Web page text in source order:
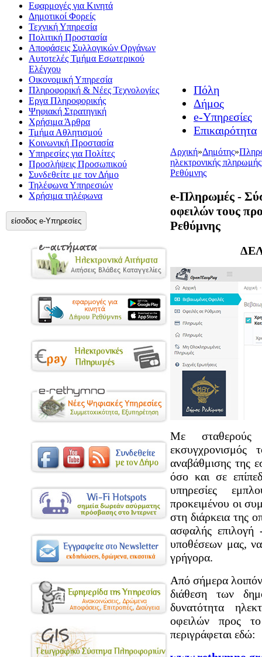
Εφαρμογές για Κινητά
Δημοτικοί Φορείς
Τεχνική Υπηρεσία
Πολιτική Προστασία
Αποφάσεις Συλλογικών Οργάνων
Αυτοτελές Τμήμα Εσωτερικού
Ελέγχου
Οικονομική Υπηρεσία
Πληροφορική & Νέες Τεχνολογίες
Εργα Πληροφορικής
Ψηφιακή Στρατηγική
Χρήσιμα Άρθρα
Τμήμα Αθλητισμού
Κοινωνική Προστασία
Υπηρεσίες για Πολίτες
Προσλήψεις Προσωπικού
Συνδεθείτε με τον Δήμο
Τηλέφωνα Υπηρεσιών
Χρήσιμα τηλέφωνα
είσοδος e-Υπηρεσίες
Πόλη
Δήμος
e-Υπηρεσίες
Επικαιρότητα
Αρχική»Δημότης»
ηλεκτρονικής
Ρεθύμνης
e-Πληρωμές -
οφειλών τους
Ρεθύμνης
Με σταθερούς
αναβάθμισης της
όσο και σε
υπηρεσίες
προκειμένου οι
στη διάρκεια της
ασφαλής επιλογή
υποθέσεων μας,
γρήγορα.
Από σήμερα
διάθεση των
δυνατότητα
οφειλών προς
περιγράφεται εδώ: